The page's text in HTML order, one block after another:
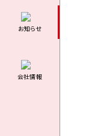
お知らせ
会社情報